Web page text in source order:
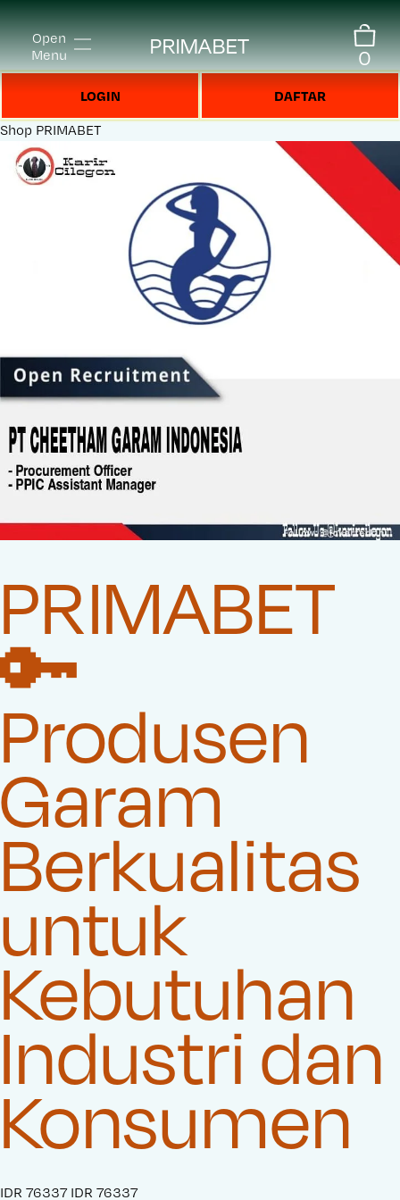
Open
Menu
PRIMABET 0
LOGIN DAFTAR
Shop PRIMABET
PRIMABET
🔑
Produsen
Garam
Berkualitas
untuk
Kebutuhan
Industri dan
Konsumen
S
IDR 76337 O
IDR 76337